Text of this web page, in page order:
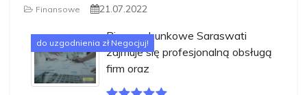
Finansowe 21.07.2022
do uzgodnienia zł Negocjuj!
Biuro rachunkowe Saraswati
zajmuje się profesjonalną obsługą
firm oraz